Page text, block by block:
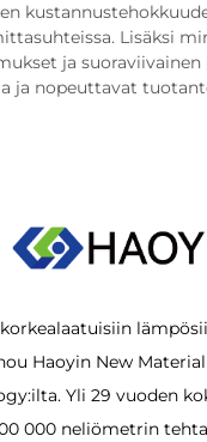
Lisäksi
ja suoraviivainen
ja nopeuttavat
Haoyin New Material
Yli 29 vuoden
000 neliömetrin